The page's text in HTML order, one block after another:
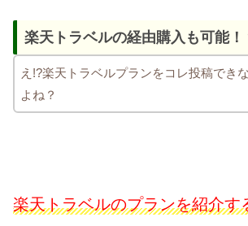
楽天トラベルの経由購入も可能！
え!?楽天トラベルプランをコレ投稿でき
よね？
楽天トラベルのプランを紹介す